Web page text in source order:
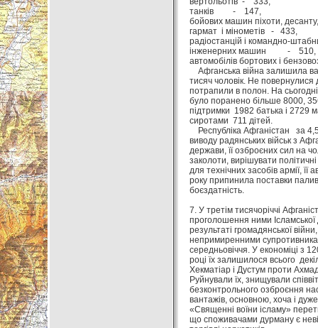
танків - 147,
бойових машин піхоти,
гармат і мінометів - 433,
радіостанцій і командно-
інженерних машин - 510,
автомобілів бортових і
Афганська війна залишила
тисяч чоловік. Не повернулися
потрапили в полон. На
було поранено більше 8000,
підтримки 1982 батька і 2729
сиротами 711 дітей.
Республіка Афганістан за
виводу радянських військ з
держави, її озброєних сил на
заколоти, вирішувати
для технічних засобів армії, її
року припинила поставки
боєздатність.
7. У третім тисячоріччі
проголошення ними
результаті громадянської
непримиренними
середньовіччя. У економіці з
році їх залишилося всього
Хекматіар і Дустум проти
Руйнували їх, знищували
безконтрольного озброєння
вантажів, основною, хоча і
«Священні воїни ісламу»
що споживачами дурману є